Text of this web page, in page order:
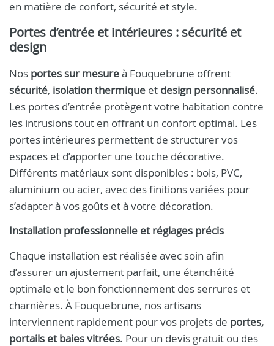
en matière de confort, sécurité et style.
Portes d’entrée et intérieures : sécurité et
design
Nos portes sur mesureà Fouquebrune offrent
sécurité, isolation thermique et design personnalisé.
Les portes d’entrée protègent votre habitation contre
les intrusions tout en offrant un confort optimal. Les
portes intérieures permettent de structurer vos
espaces et d’apporter une touche décorative.
Différents matériaux sont disponibles : bois, PVC,
aluminium ou acier, avec des finitions variées pour
s’adapter à vos goûts et à votre décoration.
Installation professionnelle et réglages précis
Chaque installation est réalisée avec soin afin
d’assurer un ajustement parfait, une étanchéité
optimale et le bon fonctionnement des serrures et
charnières. À Fouquebrune, nos artisans
interviennent rapidement pour vos projets de portes,
portails et baies vitrées. Pour un devis gratuit ou des